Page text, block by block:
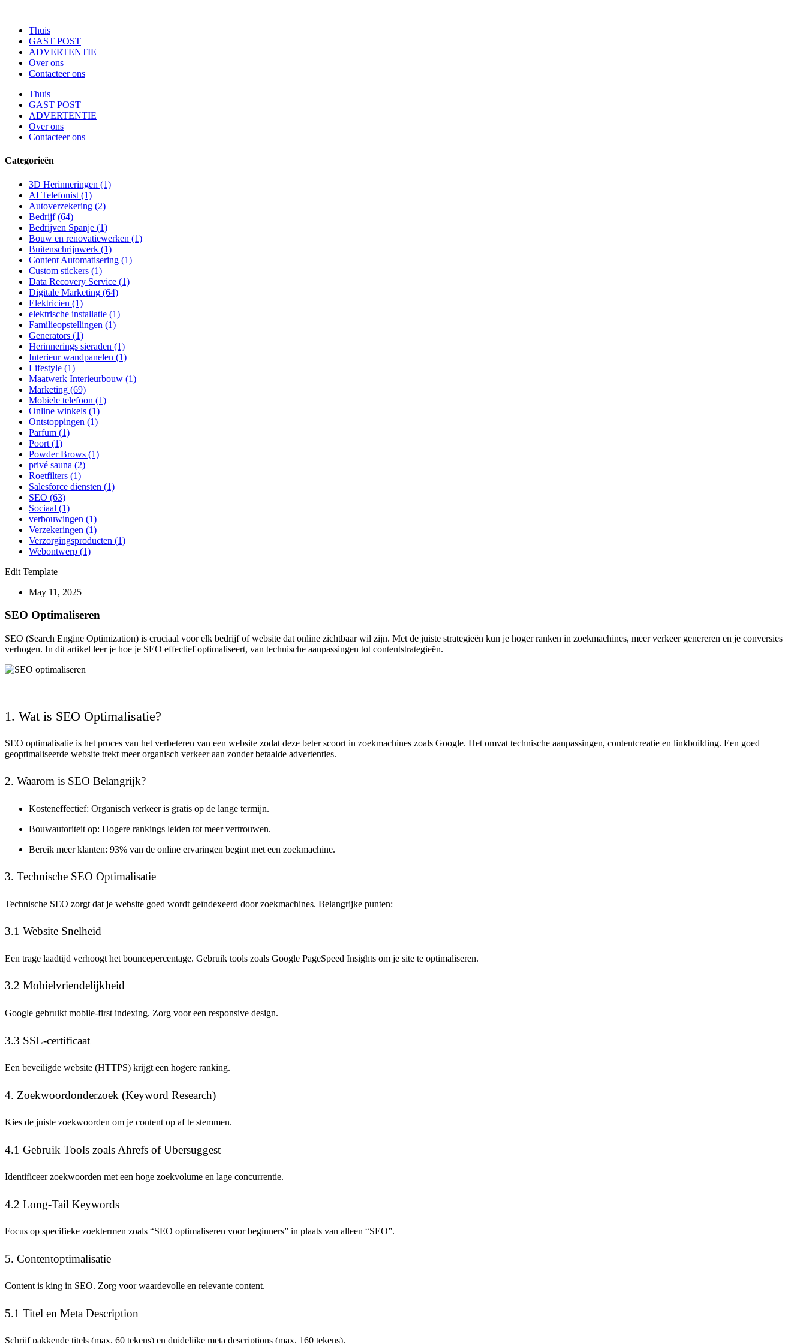
Thuis
GAST POST
ADVERTENTIE
Over ons
Contacteer ons
Thuis
GAST POST
ADVERTENTIE
Over ons
Contacteer ons
Categorieën
3D Herinneringen (1)
AI Telefonist (1)
Autoverzekering (2)
Bedrijf(64)
Bedrijven Spanje (1)
Bouw en renovatiewerken (1)
Buitenschrijnwerk (1)
Content Automatisering (1)
Custom stickers (1)
Data Recovery Service (1)
Digitale Marketing (64)
Elektricien (1)
elektrische installatie (1)
Familieopstellingen (1)
Generators (1)
Herinnerings sieraden (1)
Interieur wandpanelen (1)
Lifestyle (1)
Maatwerk Interieurbouw (1)
Marketing (69)
Mobiele telefoon (1)
Online winkels (1)
Ontstoppingen (1)
Parfum (1)
Poort (1)
Powder Brows (1)
privé sauna (2)
Roetfilters (1)
Salesforce diensten (1)
SEO (63)
Sociaal (1)
verbouwingen (1)
Verzekeringen (1)
Verzorgingsproducten (1)
Webontwerp (1)
Edit Template
May 11, 2025
SEO Optimaliseren
SEO (Search Engine Optimization) is cruciaal voor elk bedrijf of website dat online zichtbaar wil zijn. Met de juiste strategieën kun je hoger ranken in zoekmachines, meer verkeer genereren en je conversies
verhogen. In dit artikel leer je hoe je SEO effectief optimaliseert, van technische aanpassingen tot contentstrategieën.
1. Wat is SEO Optimalisatie?
SEO optimalisatie is het proces van het verbeteren van een website zodat deze beter scoort in zoekmachines zoals Google. Het omvat technische aanpassingen, contentcreatie en linkbuilding. Een goed
geoptimaliseerde website trekt meer organisch verkeer aan zonder betaalde advertenties.
2. Waarom is SEO Belangrijk?
Kosteneffectief: Organisch verkeer is gratis op de lange termijn.
Bouwautoriteit op: Hogere rankings leiden tot meer vertrouwen.
Bereik meer klanten: 93% van de online ervaringen begint met een zoekmachine.
3. Technische SEO Optimalisatie
Technische SEO zorgt dat je website goed wordt geïndexeerd door zoekmachines. Belangrijke punten:
3.1 Website Snelheid
Een trage laadtijd verhoogt het bouncepercentage. Gebruik tools zoals Google PageSpeed Insights om je site te optimaliseren.
3.2 Mobielvriendelijkheid
Google gebruikt mobile-first indexing. Zorg voor een responsive design.
3.3 SSL-certificaat
Een beveiligde website (HTTPS) krijgt een hogere ranking.
4. Zoekwoordonderzoek (Keyword Research)
Kies de juiste zoekwoorden om je content op af te stemmen.
4.1 Gebruik Tools zoals Ahrefs of Ubersuggest
Identificeer zoekwoorden met een hoge zoekvolume en lage concurrentie.
4.2 Long-Tail Keywords
Focus op specifieke zoektermen zoals “SEO optimaliseren voor beginners” in plaats van alleen “SEO”.
5. Contentoptimalisatie
Content is king in SEO. Zorg voor waardevolle en relevante content.
5.1 Titel en Meta Description
Schrijf pakkende titels (max. 60 tekens) en duidelijke meta descriptions (max. 160 tekens).